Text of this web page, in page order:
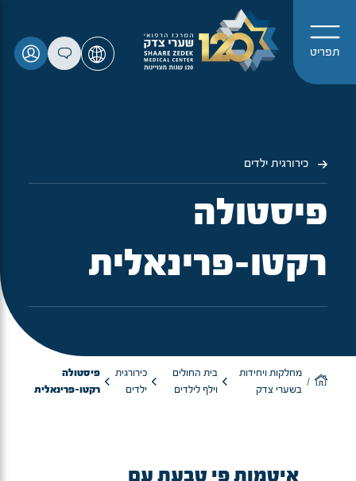
תפריט
כירורגית ילדים
פיסטולה
רקטו-פרינאלית
מחלקות ויחידות
בשערי צדק
בית החולים
וילף לילדים
כירורגית
ילדים
פיסטולה
רקטו-פרינאלית
איטמות פי טבעת עם